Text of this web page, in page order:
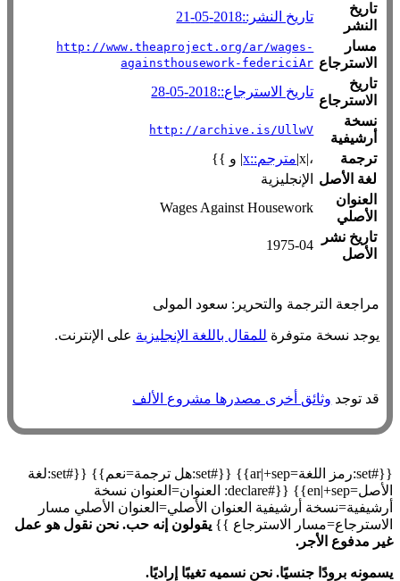
تاريخ
النشر
تاريخ النشر::2018-05-21
مسار
الاسترجاع
http://www.theaproject.org/ar/wages-
againsthousework-federiciAr
تاريخ
الاسترجاع
تاريخ الاسترجاع::2018-05-28
نسخة
أرشيفية
http://archive.is/UllwV
ترجمة ،|x| مترجم::x | و }}
لغة الأصل
الإنجليزية
العنوان
الأصلي
Wages Against Housework
تاريخ نشر
الأصل
1975-04
مراجعة الترجمة والتحرير: سعود المولى
يوجد نسخة متوفرة للمقال باللغة الإنجليزية على الإنترنت.
قد توجد وثائق أخرى مصدرها مشروع الألف
{{#set:رمز اللغة=ar|+sep}} {{#set:هل ترجمة=نعم}} {{#set:لغة
الأصل=en|+sep}} {{#declare: العنوان=العنوان نسخة
أرشيفية=نسخة أرشيفية العنوان الأصلي=العنوان الأصلي مسار
الاسترجاع=مسار الاسترجاع }} يقولون إنه حب. نحن نقول هو عمل
غير مدفوع الأجر.
يسمونه برودًا جنسيًا. نحن نسميه تغيبًا إراديًا.